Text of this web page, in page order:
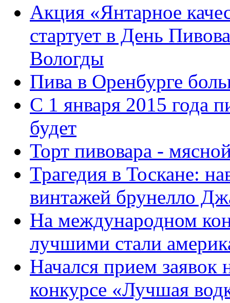
Акция «Янтарное
стартует в День
Вологды
Пива в Оренбурге
С 1 января 2015 года
будет
Торт пивовара -
Трагедия в Тоскане:
винтажей брунелло
На международном
лучшими стали
Начался прием заявок
конкурсе «Лучшая